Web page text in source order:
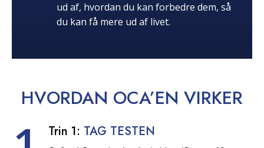
ud af, hvordan du kan forbedre dem, så
du kan få mere ud af livet.
HVORDAN OCA’EN VIRKER
Trin 1: TAG TESTEN